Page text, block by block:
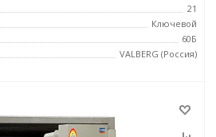
21
Ключевой
60Б
VALBERG (Россия)